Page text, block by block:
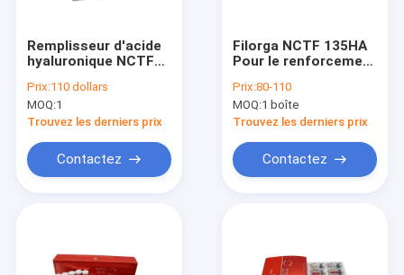
Remplisseur d'acide
hyaluronique NCTF
Prix:110 dollars
MOQ:1
Trouvez les derniers prix
Contactez
Filorga NCTF 135HA
Pour le renforcement
remplisseur
Prix:80-110
MOQ:1 boîte
Trouvez les derniers prix
Contactez